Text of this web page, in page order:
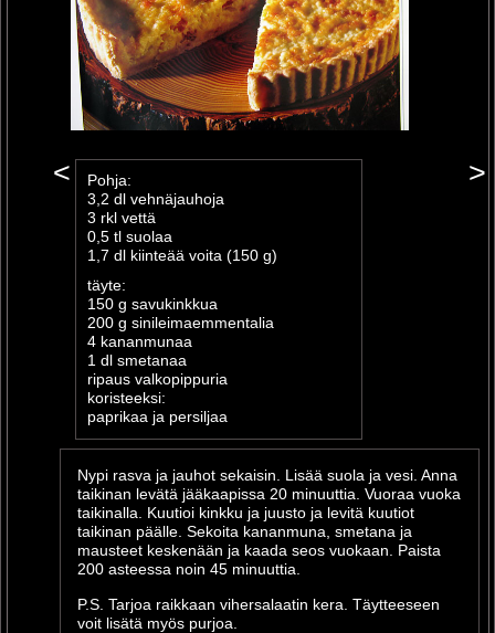
< >
Pohja:
3,2 dl vehnäjauhoja
3 rkl vettä
0,5 tl suolaa
1,7 dl kiinteää voita (150 g)
täyte:
150 g savukinkkua
200 g sinileimaemmentalia
4 kananmunaa
1 dl smetanaa
ripaus valkopippuria
koristeeksi:
paprikaa ja persiljaa
Nypi rasva ja jauhot sekaisin. Lisää suola ja vesi. Anna
taikinan levätä jääkaapissa 20 minuuttia. Vuoraa vuoka
taikinalla. Kuutioi kinkku ja juusto ja levitä kuutiot
taikinan päälle. Sekoita kananmuna, smetana ja
mausteet keskenään ja kaada seos vuokaan. Paista
200 asteessa noin 45 minuuttia.
P.S. Tarjoa raikkaan vihersalaatin kera. Täytteeseen
voit lisätä myös purjoa.